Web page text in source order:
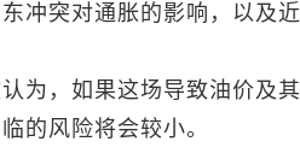
冲突对通胀的影响，以及
为，如果这场导致油价及
的风险将会较小。